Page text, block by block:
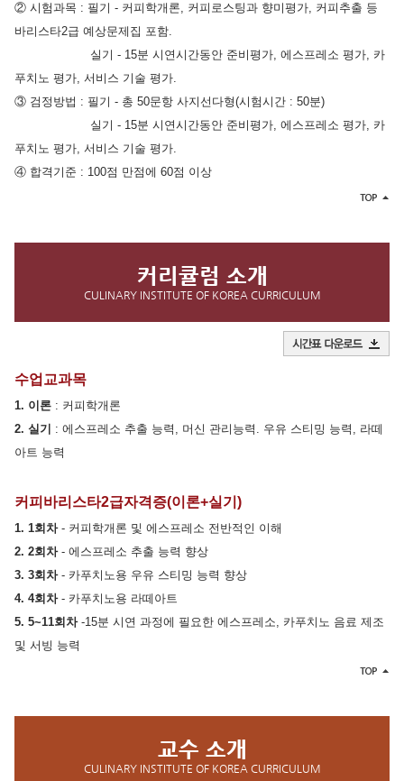
② 시험과목 : 필기 - 커피학개론, 커피로스팅과 향미평가, 커피추출 등
바리스타2급 예상문제집 포함.
실기 - 15분 시연시간동안 준비평가, 에스프레소 평가, 카
푸치노 평가, 서비스 기술 평가.
③ 검정방법 : 필기 - 총 50문항 사지선다형(시험시간 : 50분)
실기 - 15분 시연시간동안 준비평가, 에스프레소 평가, 카
푸치노 평가, 서비스 기술 평가.
④ 합격기준 : 100점 만점에 60점 이상
커리큘럼 소개
CULINARY INSTITUTE OF KOREA CURRICULUM
수업교과목
1. 이론 : 커피학개론
2. 실기
: 에스프레소 추출 능력, 머신 관리능력. 우유 스티밍 능력, 라떼
아트 능력
커피바리스타2급자격증(이론+실기)
1. 1회차- 커피학개론 및 에스프레소 전반적인 이해
2. 2회차- 에스프레소 추출 능력 향상
3. 3회차- 카푸치노용 우유 스티밍 능력 향상
4. 4회차- 카푸치노용 라떼아트
5. 5~11회차-15분 시연 과정에 필요한 에스프레소, 카푸치노 음료 제조
및 서빙 능력
교수 소개
CULINARY INSTITUTE OF KOREA CURRICULUM